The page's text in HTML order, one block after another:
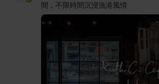
間，不限時間沉浸漁港風情